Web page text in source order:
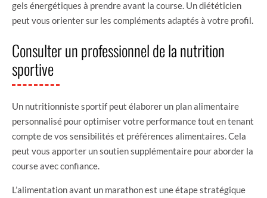
gels énergétiques à prendre avant la course. Un diététicien
peut vous orienter sur les compléments adaptés à votre profil.
Consulter un professionnel de la nutrition
sportive
Un nutritionniste sportif peut élaborer un plan alimentaire
personnalisé pour optimiser votre performance tout en tenant
compte de vos sensibilités et préférences alimentaires. Cela
peut vous apporter un soutien supplémentaire pour aborder la
course avec confiance.
L’alimentation avant un marathon est une étape stratégique